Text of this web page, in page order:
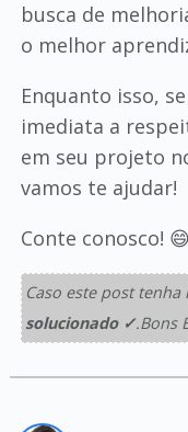
busca de
o melhor
Enquanto isso,
imediata a
em seu projeto
vamos te ajudar!
Conte conosco! 😄
Caso este post
solucionado ✓.Bons